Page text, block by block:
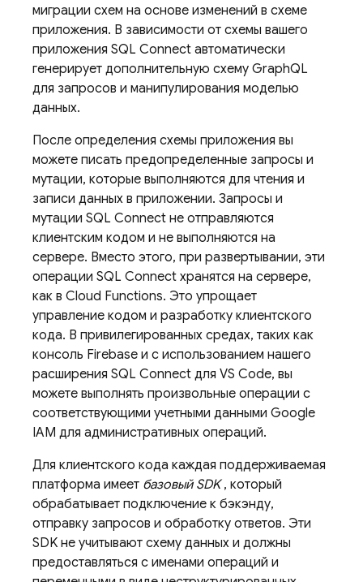
миграции схем на основе изменений в схеме
приложения. В зависимости от схемы вашего
приложения SQL Connect автоматически
генерирует дополнительную схему GraphQL
для запросов и манипулирования моделью
данных.
После определения схемы приложения вы
можете писать предопределенные запросы и
мутации, которые выполняются для чтения и
записи данных в приложении. Запросы и
мутации SQL Connect не отправляются
клиентским кодом и не выполняются на
сервере. Вместо этого, при развертывании, эти
операции SQL Connect хранятся на сервере,
как в Cloud Functions. Это упрощает
управление кодом и разработку клиентского
кода. В привилегированных средах, таких как
консоль Firebase и с использованием нашего
расширения SQL Connect для VS Code, вы
можете выполнять произвольные операции с
соответствующими учетными данными Google
IAM для административных операций.
Для клиентского кода каждая поддерживаемая
платформа имеет базовый SDK, который
обрабатывает подключение к бэкэнду,
отправку запросов и обработку ответов. Эти
SDK не учитывают схему данных и должны
предоставляться с именами операций и